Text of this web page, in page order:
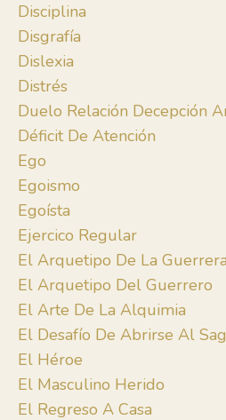
Disciplina
Disgrafía
Dislexia
Distrés
Duelo Relación Decepción
Déficit De Atención
Ego
Egoismo
Egoísta
Ejercico Regular
El Arquetipo De La Guerrera
El Arquetipo Del Guerrero
El Arte De La Alquimia
El Desafío De Abrirse Al
El Héroe
El Masculino Herido
El Regreso A Casa